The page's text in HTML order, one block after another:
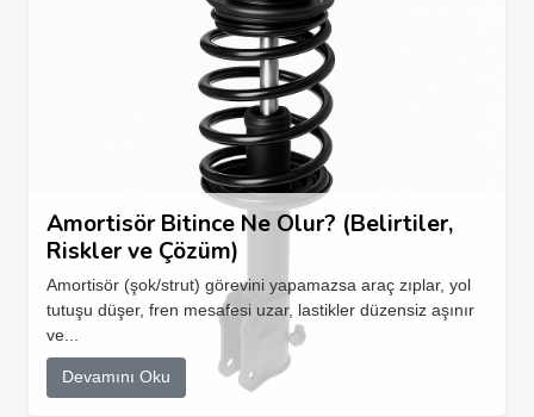
Amortisör Bitince Ne Olur? (Belirtiler,
Riskler ve Çözüm)
Amortisör (şok/strut) görevini yapamazsa araç zıplar, yol
tutuşu düşer, fren mesafesi uzar, lastikler düzensiz aşınır
ve...
Devamını Oku